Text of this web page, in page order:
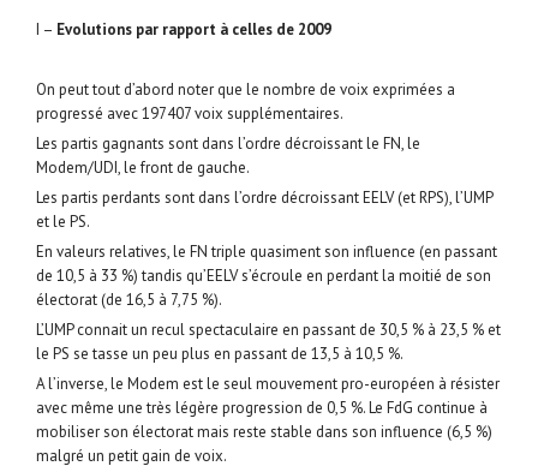
I – Evolutions par rapport à celles de 2009
On peut tout d’abord noter que le nombre de voix exprimées a
progressé avec 197407 voix supplémentaires.
Les partis gagnants sont dans l’ordre décroissant le FN, le
Modem/UDI, le front de gauche.
Les partis perdants sont dans l’ordre décroissant EELV (et RPS), l’UMP
et le PS.
En valeurs relatives, le FN triple quasiment son influence (en passant
de 10,5 à 33 %) tandis qu’EELV s’écroule en perdant la moitié de son
électorat (de 16,5 à 7,75 %).
L’UMP connait un recul spectaculaire en passant de 30,5 % à 23,5 % et
le PS se tasse un peu plus en passant de 13,5 à 10,5 %.
A l’inverse, le Modem est le seul mouvement pro-européen à résister
avec même une très légère progression de 0,5 %. Le FdG continue à
mobiliser son électorat mais reste stable dans son influence (6,5 %)
malgré un petit gain de voix.